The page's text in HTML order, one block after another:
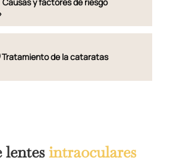
Tratamiento de la cataratas
lentesintraoculares